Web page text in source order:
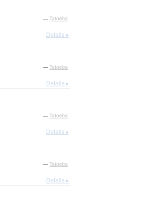
— Tatoeba
Details ▸
— Tatoeba
Details ▸
— Tatoeba
Details ▸
— Tatoeba
Details ▸